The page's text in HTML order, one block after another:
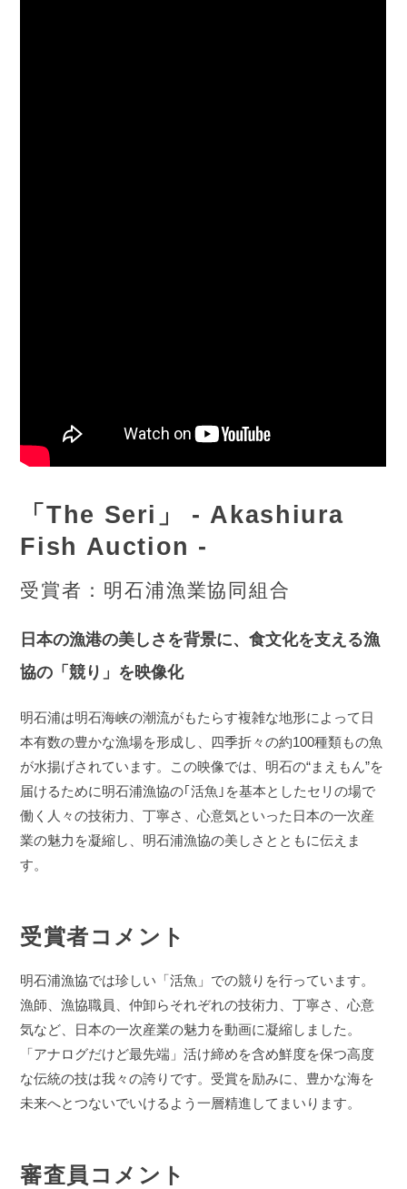
「The Seri」 - Akashiura
Fish Auction -
受賞者：明石浦漁業協同組合
日本の漁港の美しさを背景に、食文化を支える漁
協の「競り」を映像化
明石浦は明石海峡の潮流がもたらす複雑な地形によって日
本有数の豊かな漁場を形成し、四季折々の約100種類もの魚
が水揚げされています。この映像では、明石の“まえもん”を
届けるために明石浦漁協の｢活魚｣を基本としたセリの場で
働く人々の技術力、丁寧さ、心意気といった日本の一次産
業の魅力を凝縮し、明石浦漁協の美しさとともに伝えま
す。
受賞者コメント
明石浦漁協では珍しい「活魚」での競りを行っています。
漁師、漁協職員、仲卸らそれぞれの技術力、丁寧さ、心意
気など、日本の一次産業の魅力を動画に凝縮しました。
「アナログだけど最先端」活け締めを含め鮮度を保つ高度
な伝統の技は我々の誇りです。受賞を励みに、豊かな海を
未来へとつないでいけるよう一層精進してまいります。
審査員コメント